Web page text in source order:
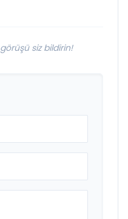
siz bildirin!